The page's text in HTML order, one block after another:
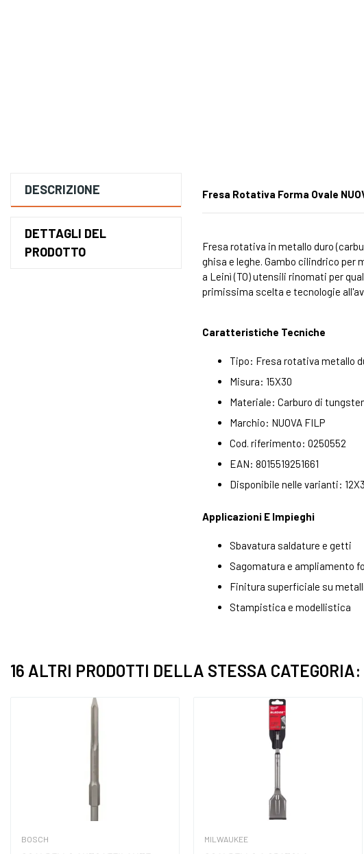
DESCRIZIONE
DETTAGLI DEL
PRODOTTO
Fresa Rotativa Forma Ovale
Fresa rotativa in metallo duro
ghisa e leghe. Gambo cilindrico per
a Leinì (TO) utensili rinomati per
primissima scelta e tecnologie
Caratteristiche Tecniche
Tipo: Fresa rotativa metallo
Misura: 15X30
Materiale: Carburo di
Marchio: NUOVA FILP
Cod. riferimento: 0250552
EAN: 8015519251661
Disponibile nelle varianti:
Applicazioni E Impieghi
Sbavatura saldature e getti
Sagomatura e ampliamento
Finitura superficiale su
Stampistica e modellistica
16 ALTRI PRODOTTI DELLA STESSA CATEGORIA:
BOSCH MILWAUKEE